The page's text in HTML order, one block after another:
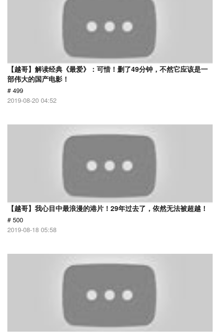
【越哥】解读经典《最爱》：可惜！删了49分钟，不然它应该是一
部伟大的国产电影！
# 499
2019-08-20 04:52
【越哥】我心目中最浪漫的港片！29年过去了，依然无法被超越！
# 500
2019-08-18 05:58